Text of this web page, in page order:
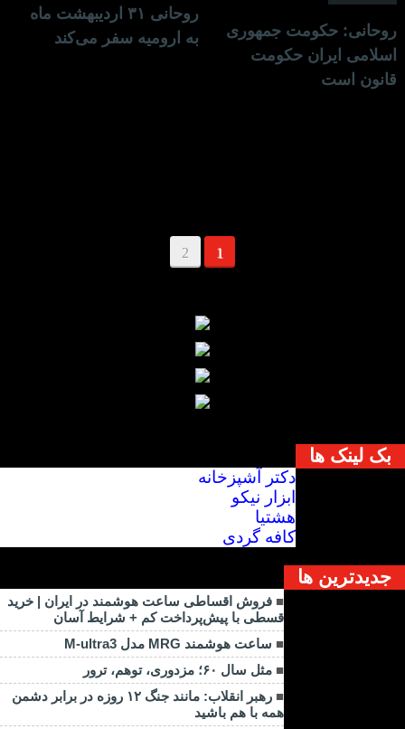
روحانی: حکومت جمهوری
اسلامی ایران حکومت
قانون است
روحانی ۳۱ اردیبهشت ماه
به ارومیه سفر می‌کند
1
2
بک لینک ها
دکتر آشپزخانه
ابزار نیکو
هشتیا
کافه گردی
جديدترين ها
فروش اقساطی ساعت هوشمند در ایران | خرید
قسطی با پیش‌پرداخت کم + شرایط آسان
ساعت هوشمند MRG مدل M-ultra3
مثل سال ۶۰؛ مزدوری، توهم، ترور
رهبر انقلاب: مانند جنگ ۱۲ روزه در برابر دشمن
همه با هم باشید